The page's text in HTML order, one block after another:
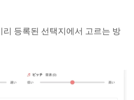
리 등록된 선택지에서 고르는 방